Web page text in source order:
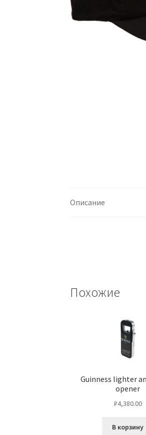
Описание
Похожие
Guinness lighter
opener
₽4,380.00
В корзину